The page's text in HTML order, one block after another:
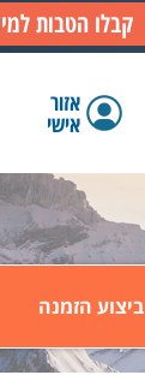
קבלו הטבות
אזור
אישי
ביצוע הזמנה